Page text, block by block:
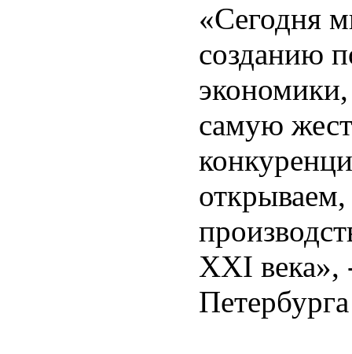
«Сегодня
созданию
самую
ХХI века»,